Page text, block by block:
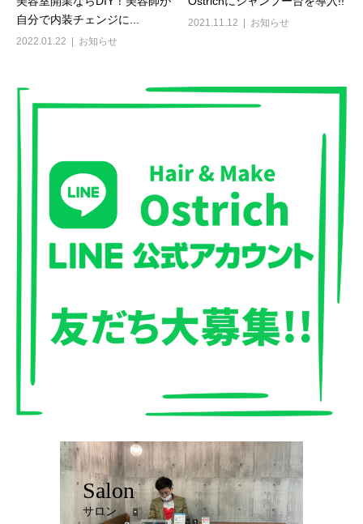
自分で内装チェンジに...
2022.01.22 お知らせ
2021.11.12 お知らせ
Salon
サロン